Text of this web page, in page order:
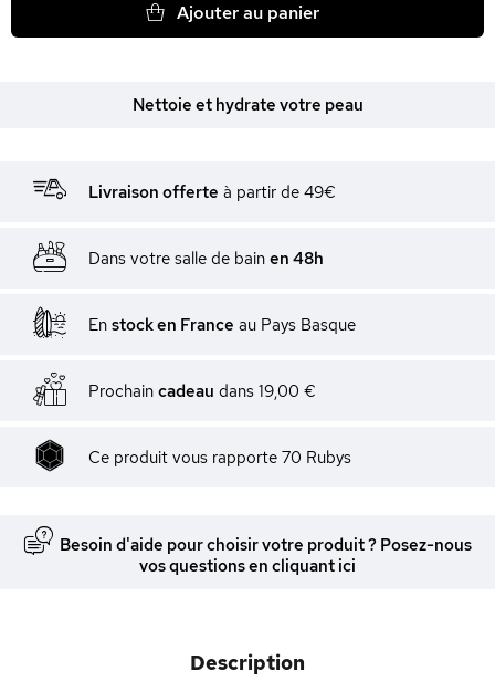
Ajouter au panier
Nettoie et hydrate votre peau
Livraison offerte à partir de 49€
Dans votre salle de bain en 48h
En stock en France au Pays Basque
Prochain cadeau dans 19,00 €
Ce produit vous rapporte 70 Rubys
Besoin d'aide pour choisir votre produit ? Posez-nous
vos questions en cliquant ici
Description